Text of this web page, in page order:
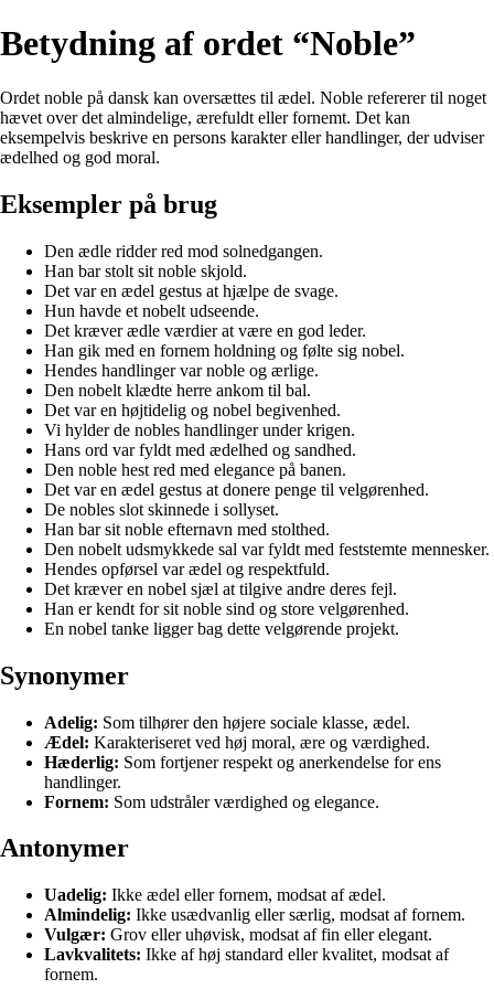
Betydning af ordet “Noble”
Ordet noble på dansk kan oversættes til ædel. Noble refererer til noget
hævet over det almindelige, ærefuldt eller fornemt. Det kan
eksempelvis beskrive en persons karakter eller handlinger, der udviser
ædelhed og god moral.
Eksempler på brug
Den ædle ridder red mod solnedgangen.
Han bar stolt sit noble skjold.
Det var en ædel gestus at hjælpe de svage.
Hun havde et nobelt udseende.
Det kræver ædle værdier at være en god leder.
Han gik med en fornem holdning og følte sig nobel.
Hendes handlinger var noble og ærlige.
Den nobelt klædte herre ankom til bal.
Det var en højtidelig og nobel begivenhed.
Vi hylder de nobles handlinger under krigen.
Hans ord var fyldt med ædelhed og sandhed.
Den noble hest red med elegance på banen.
Det var en ædel gestus at donere penge til velgørenhed.
De nobles slot skinnede i sollyset.
Han bar sit noble efternavn med stolthed.
Den nobelt udsmykkede sal var fyldt med feststemte mennesker.
Hendes opførsel var ædel og respektfuld.
Det kræver en nobel sjæl at tilgive andre deres fejl.
Han er kendt for sit noble sind og store velgørenhed.
En nobel tanke ligger bag dette velgørende projekt.
Synonymer
Adelig: Som tilhører den højere sociale klasse, ædel.
Ædel: Karakteriseret ved høj moral, ære og værdighed.
Hæderlig: Som fortjener respekt og anerkendelse for ens
handlinger.
Fornem: Som udstråler værdighed og elegance.
Antonymer
Uadelig: Ikke ædel eller fornem, modsat af ædel.
Almindelig: Ikke usædvanlig eller særlig, modsat af fornem.
Vulgær: Grov eller uhøvisk, modsat af fin eller elegant.
Lavkvalitets: Ikke af høj standard eller kvalitet, modsat af
fornem.